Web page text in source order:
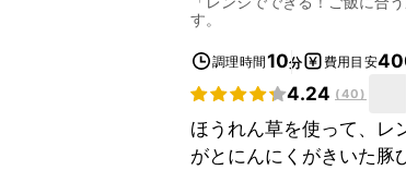
す。
調理時間10分 費用目安
4.24 (40)
ほうれん草を使って、レ
がとにんにくがきいた豚